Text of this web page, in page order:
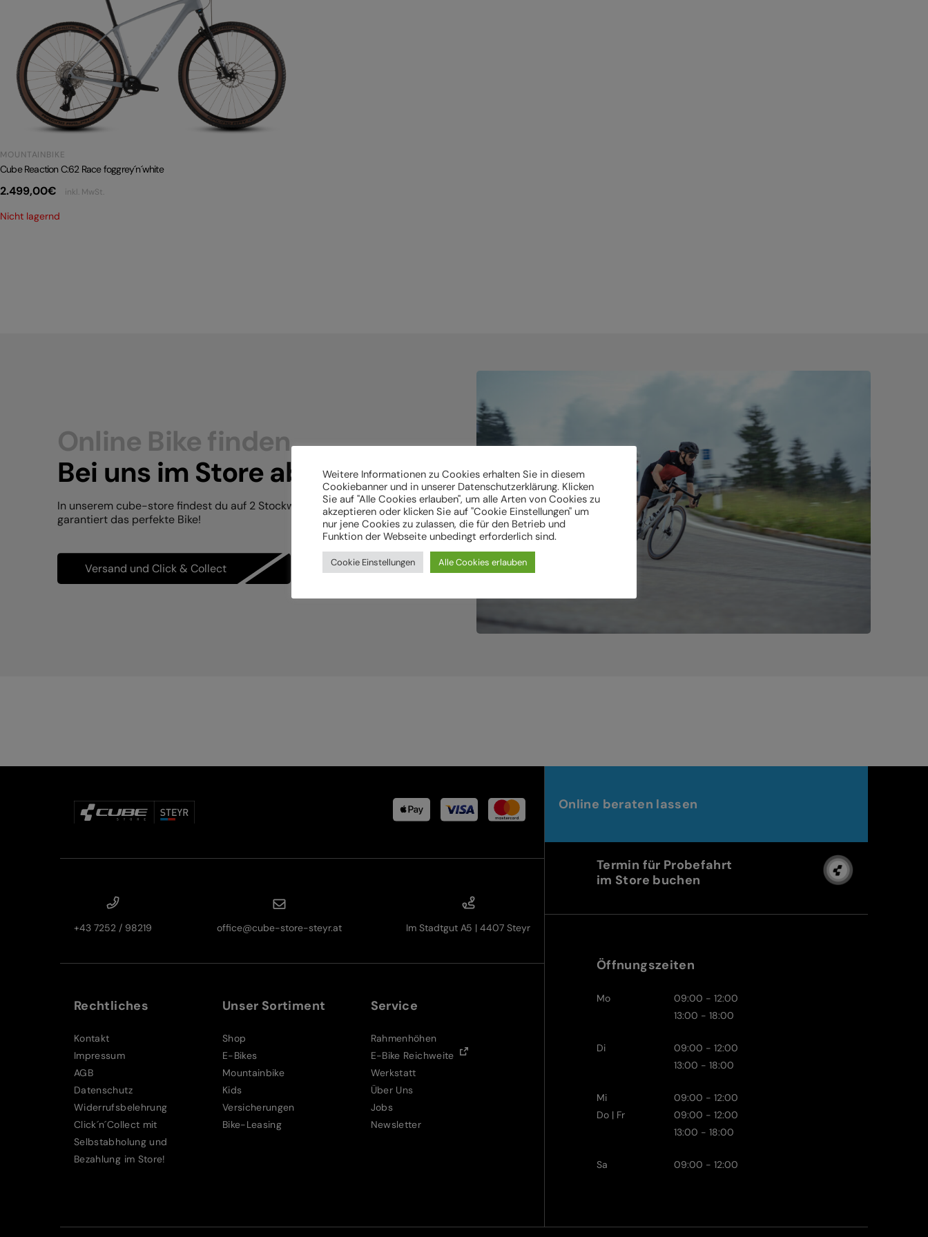
MOUNTAINBIKE
Cube Reaction C:62 Race foggrey´n´white
2.499,00€ inkl. MwSt.
Nicht lagernd
Online Bike finden.
Bei uns im Store abholen.
In unserem cube-store findest du auf 2 Stockwerken
garantiert das perfekte Bike!
Versand und Click & Collect
+43 7252 / 98219 office@cube-store-steyr.at Im Stadtgut A5 | 4407 Steyr
Rechtliches
Kontakt
Impressum
AGB
Datenschutz
Widerrufsbelehrung
Click´n´Collect mit
Selbstabholung und
Bezahlung im Store!
Unser Sortiment
Shop
E-Bikes
Mountainbike
Kids
Versicherungen
Bike-Leasing
Service
Rahmenhöhen
E-Bike Reichweite
Werkstatt
Über Uns
Jobs
Newsletter
Online beraten lassen
Termin für Probefahrt
im Store buchen
Öffnungszeiten
Mo
09:00 - 12:00
13:00 - 18:00
Di
09:00 - 12:00
13:00 - 18:00
Mi
09:00 - 12:00
Do | Fr
09:00 - 12:00
13:00 - 18:00
Sa 09:00 - 12:00
Weitere Informationen zu Cookies erhalten Sie in diesem
Cookiebanner und in unserer Datenschutzerklärung. Klicken
Sie auf "Alle Cookies erlauben", um alle Arten von Cookies zu
akzeptieren oder klicken Sie auf "Cookie Einstellungen" um
nur jene Cookies zu zulassen, die für den Betrieb und
Funktion der Webseite unbedingt erforderlich sind.
Cookie Einstellungen Alle Cookies erlauben